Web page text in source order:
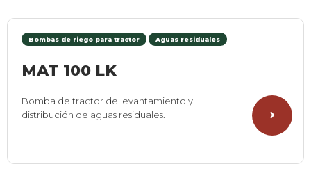
Bombas de riego para tractor Aguas residuales
MAT 100 LK
Bomba de tractor de levantamiento y
distribución de aguas residuales.